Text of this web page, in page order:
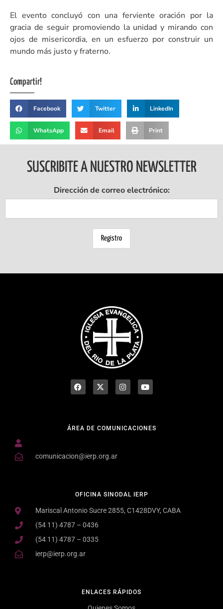
El evento concluyó con una ferviente oración por la
gracia de seguir promoviendo la unidad y mirando con
ojos de misericordia, en un esfuerzo por construir un
mundo más justo y fraterno.
Compartir!
Facebook Twitter LinkedIn
WhatsApp Email Print
SUSCRIBITE A NUESTRO NEWSLETTER
Dirección de correo electrónico:
ENLACES RÁPIDOS
OFICINA SINODAL IERP
Mariscal Antonio Sucre 2855, C1428DVY, CABA
(54 11) 4787 – 0436
(54 11) 4787 – 0335
ierp@ierp.org.ar
ÁREA DE COMUNICACIONES
comunicacion@ierp.org.ar